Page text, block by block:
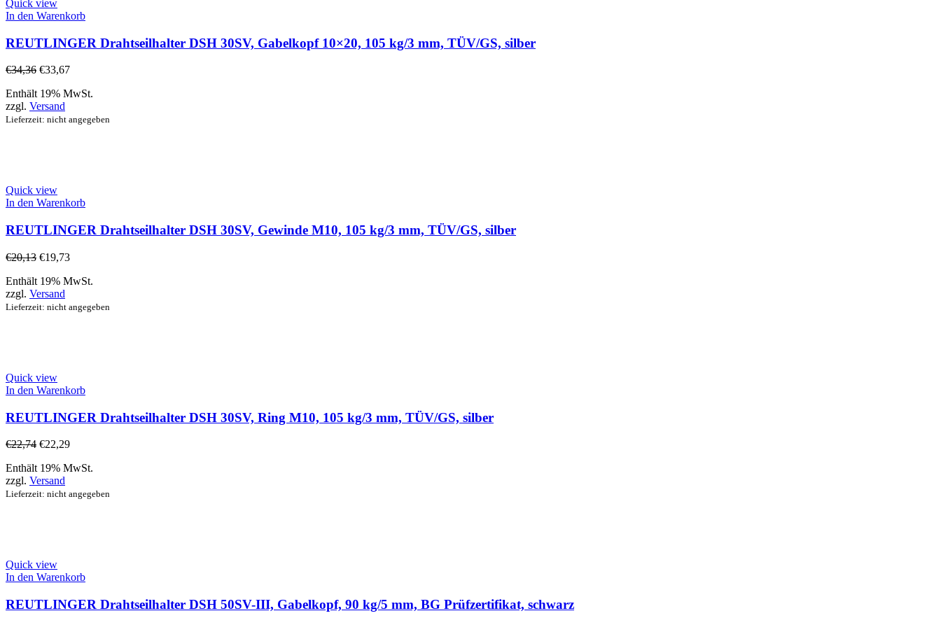
Quick view
In den Warenkorb
REUTLINGER Drahtseilhalter DSH 30SV, Gabelkopf 10×20, 105 kg/3 mm, TÜV/GS, silber
€34,36 €33,67
Enthält 19% MwSt.
zzgl. Versand
Lieferzeit: nicht angegeben
Quick view
In den Warenkorb
REUTLINGER Drahtseilhalter DSH 30SV, Gewinde M10, 105 kg/3 mm, TÜV/GS, silber
€20,13 €19,73
Enthält 19% MwSt.
zzgl. Versand
Lieferzeit: nicht angegeben
Quick view
In den Warenkorb
REUTLINGER Drahtseilhalter DSH 30SV, Ring M10, 105 kg/3 mm, TÜV/GS, silber
€22,74 €22,29
Enthält 19% MwSt.
zzgl. Versand
Lieferzeit: nicht angegeben
Quick view
In den Warenkorb
REUTLINGER Drahtseilhalter DSH 50SV-III, Gabelkopf, 90 kg/5 mm, BG Prüfzertifikat, schwarz